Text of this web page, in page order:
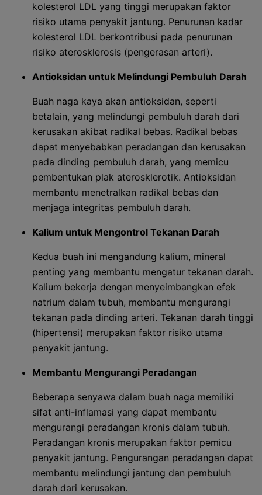
kolesterol LDL yang tinggi merupakan faktor
risiko utama penyakit jantung. Penurunan kadar
kolesterol LDL berkontribusi pada penurunan
risiko aterosklerosis (pengerasan arteri).
Antioksidan untuk Melindungi Pembuluh Darah
Buah naga kaya akan antioksidan, seperti
betalain, yang melindungi pembuluh darah dari
kerusakan akibat radikal bebas. Radikal bebas
dapat menyebabkan peradangan dan kerusakan
pada dinding pembuluh darah, yang memicu
pembentukan plak aterosklerotik. Antioksidan
membantu menetralkan radikal bebas dan
menjaga integritas pembuluh darah.
Kalium untuk Mengontrol Tekanan Darah
Kedua buah ini mengandung kalium, mineral
penting yang membantu mengatur tekanan darah.
Kalium bekerja dengan menyeimbangkan efek
natrium dalam tubuh, membantu mengurangi
tekanan pada dinding arteri. Tekanan darah tinggi
(hipertensi) merupakan faktor risiko utama
penyakit jantung.
Membantu Mengurangi Peradangan
Beberapa senyawa dalam buah naga memiliki
sifat anti-inflamasi yang dapat membantu
mengurangi peradangan kronis dalam tubuh.
Peradangan kronis merupakan faktor pemicu
penyakit jantung. Pengurangan peradangan dapat
membantu melindungi jantung dan pembuluh
darah dari kerusakan.